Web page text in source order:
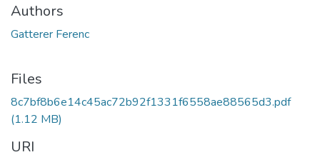
Authors
Gatterer Ferenc
Files
8c7bf8b6e14c45ac72b92f1331f6558ae88565d3.pdf
(1.12 MB)
URI